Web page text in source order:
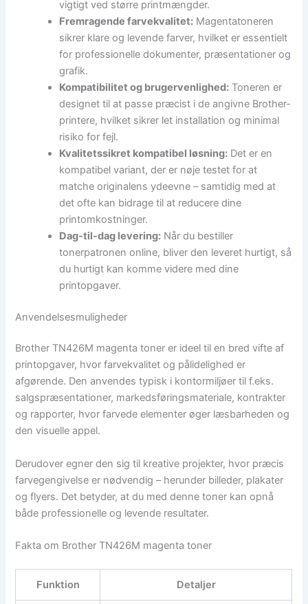
vigtigt ved større printmængder.
Fremragende farvekvalitet: Magentatoneren
sikrer klare og levende farver, hvilket er essentielt
for professionelle dokumenter, præsentationer og
grafik.
Kompatibilitet og brugervenlighed: Toneren er
designet til at passe præcist i de angivne Brother-
printere, hvilket sikrer let installation og minimal
risiko for fejl.
Kvalitetssikret kompatibel løsning: Det er en
kompatibel variant, der er nøje testet for at
matche originalens ydeevne – samtidig med at
det ofte kan bidrage til at reducere dine
printomkostninger.
Dag-til-dag levering: Når du bestiller
tonerpatronen online, bliver den leveret hurtigt, så
du hurtigt kan komme videre med dine
printopgaver.
Anvendelsesmuligheder
Brother TN426M magenta toner er ideel til en bred vifte af
printopgaver, hvor farvekvalitet og pålidelighed er
afgørende. Den anvendes typisk i kontormiljøer til f.eks.
salgspræsentationer, markedsføringsmateriale, kontrakter
og rapporter, hvor farvede elementer øger læsbarheden og
den visuelle appel.
Derudover egner den sig til kreative projekter, hvor præcis
farvegengivelse er nødvendig – herunder billeder, plakater
og flyers. Det betyder, at du med denne toner kan opnå
både professionelle og levende resultater.
Fakta om Brother TN426M magenta toner
Funktion Detaljer